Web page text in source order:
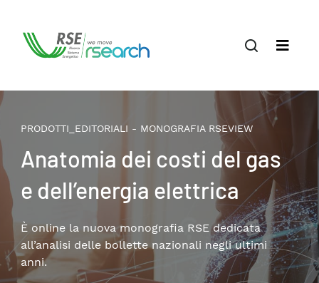
PRODOTTI_EDITORIALI - MONOGRAFIA RSEVIEW
Il terziario privato nella
transizione energetica:
patrimonio edilizio,
consumi e soluzioni